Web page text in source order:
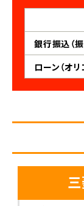
銀行振込（
ローン（オ